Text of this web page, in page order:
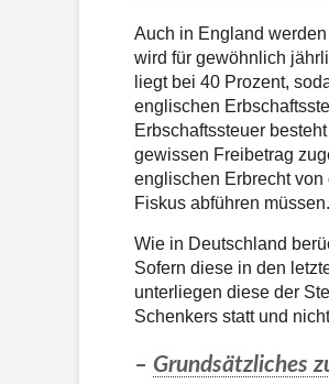
Auch in England
wird für gewöhnlich
liegt bei 40 Prozent,
englischen
Erbschaftssteuer
gewissen Freibetrag
englischen Erbrecht
Fiskus abführen müssen.
Wie in Deutschland
Sofern diese in den
unterliegen diese der
Schenkers statt und
– Grundsätzliches